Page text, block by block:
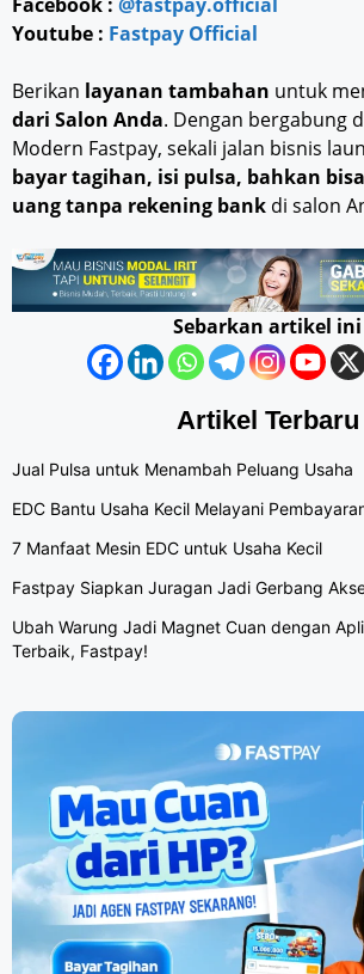
Youtube : Fastpay Official
Berikan layanan tambahan untuk
dari Salon Anda. Dengan bergabung
Modern Fastpay, sekali jalan bisnis
bayar tagihan, isi pulsa, bahkan
uang tanpa rekening bank di salon
Sebarkan artikel ini
Artikel Terbaru
Jual Pulsa untuk Menambah Peluang Usaha
EDC Bantu Usaha Kecil Melayani
7 Manfaat Mesin EDC untuk Usaha Kecil
Fastpay Siapkan Juragan Jadi Gerbang
Ubah Warung Jadi Magnet Cuan dengan
Terbaik, Fastpay!